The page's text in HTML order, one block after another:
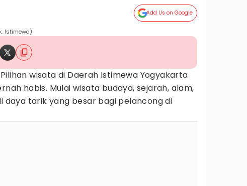
Add Us on Google
Istimewa)
wisata di Daerah Istimewa Yogyakarta
habis. Mulai wisata budaya, sejarah, alam,
daya tarik yang besar bagi pelancong di